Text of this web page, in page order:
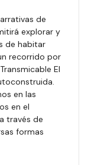
de
explorar y
de habitar
recorrido por
El
en las
en el
través de
formas